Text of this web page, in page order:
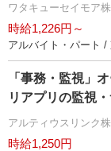
ワタキューセイモア
時給1,226円～
アルバイト・パート /
「事務・監視」
リアプリの監視
アルティウスリンク
時給1,250円